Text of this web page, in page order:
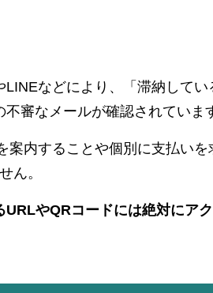
などにより、「滞納してい
審なメールが確認されていま
内することや個別に支払いを
ん。
やQRコードには絶対にアク